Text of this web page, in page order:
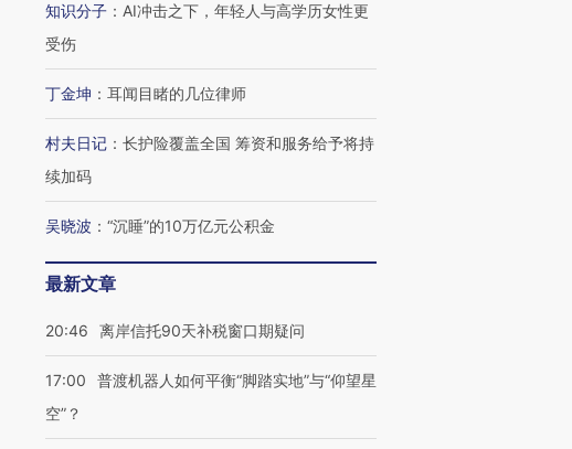
知识分子 ： AI冲击之下，年轻人与高学历女性更
受伤
丁金坤 ： 耳闻目睹的几位律师
村夫日记 ： 长护险覆盖全国 筹资和服务给予将持
续加码
吴晓波 ： “沉睡”的10万亿元公积金
最新文章
20:46 离岸信托90天补税窗口期疑问
17:00
普渡机器人如何平衡“脚踏实地”与“仰望星
空”？